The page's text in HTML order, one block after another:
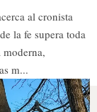
al cronista
la fe supera toda
m...